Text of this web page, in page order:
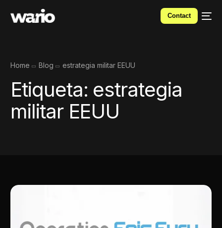
Contact
Home Blog estrategia militar EEUU
Etiqueta: estrategia
militar EEUU